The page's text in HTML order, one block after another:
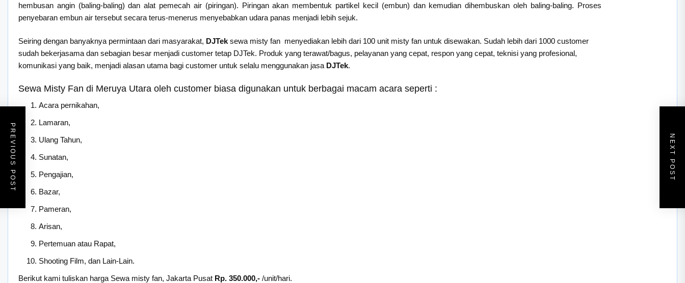
hembusan angin (baling-baling) dan alat pemecah air (piringan). Piringan akan membentuk partikel kecil (embun) dan kemudian dihembuskan oleh baling-baling. Proses
penyebaran embun air tersebut secara terus-menerus menyebabkan udara panas menjadi lebih sejuk.
Seiring dengan banyaknya permintaan dari masyarakat, DJTek sewa misty fan menyediakan lebih dari 100 unit misty fan untuk disewakan. Sudah lebih dari 1000 customer
sudah bekerjasama dan sebagian besar menjadi customer tetap DJTek. Produk yang terawat/bagus, pelayanan yang cepat, respon yang cepat, teknisi yang profesional,
komunikasi yang baik, menjadi alasan utama bagi customer untuk selalu menggunakan jasa DJTek.
Sewa Misty Fan di Meruya Utara oleh customer biasa digunakan untuk berbagai macam acara seperti :
Acara pernikahan,
Lamaran,
Ulang Tahun,
Sunatan,
Pengajian,
Bazar,
Pameran,
Arisan,
Pertemuan atau Rapat,
Shooting Film, dan Lain-Lain.
Berikut kami tuliskan harga Sewa misty fan, Jakarta Pusat Rp. 350.000,- /unit/hari.
PREVIOUS POST NEXT POST